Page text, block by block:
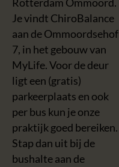
Je vindt ChiroBalance
aan de Ommoordsehof
7, in het gebouw van
MyLife. Voor de deur
ligt een (gratis)
parkeerplaats en ook
per bus kun je onze
praktijk goed bereiken.
Stap dan uit bij de
bushalte aan de